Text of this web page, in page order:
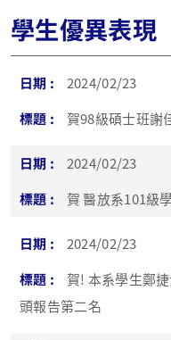
學生優異表現
2024/02/23
賀98級碩士班謝
2024/02/23
賀 醫放系101級
2024/02/23
賀! 本系學生鄭
頭報告第二名